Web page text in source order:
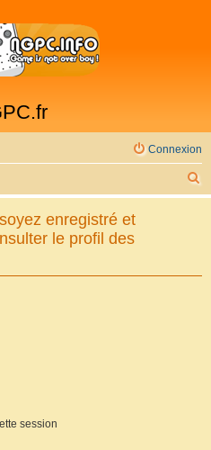
Connexion
e
enregistré et
le profil des
session